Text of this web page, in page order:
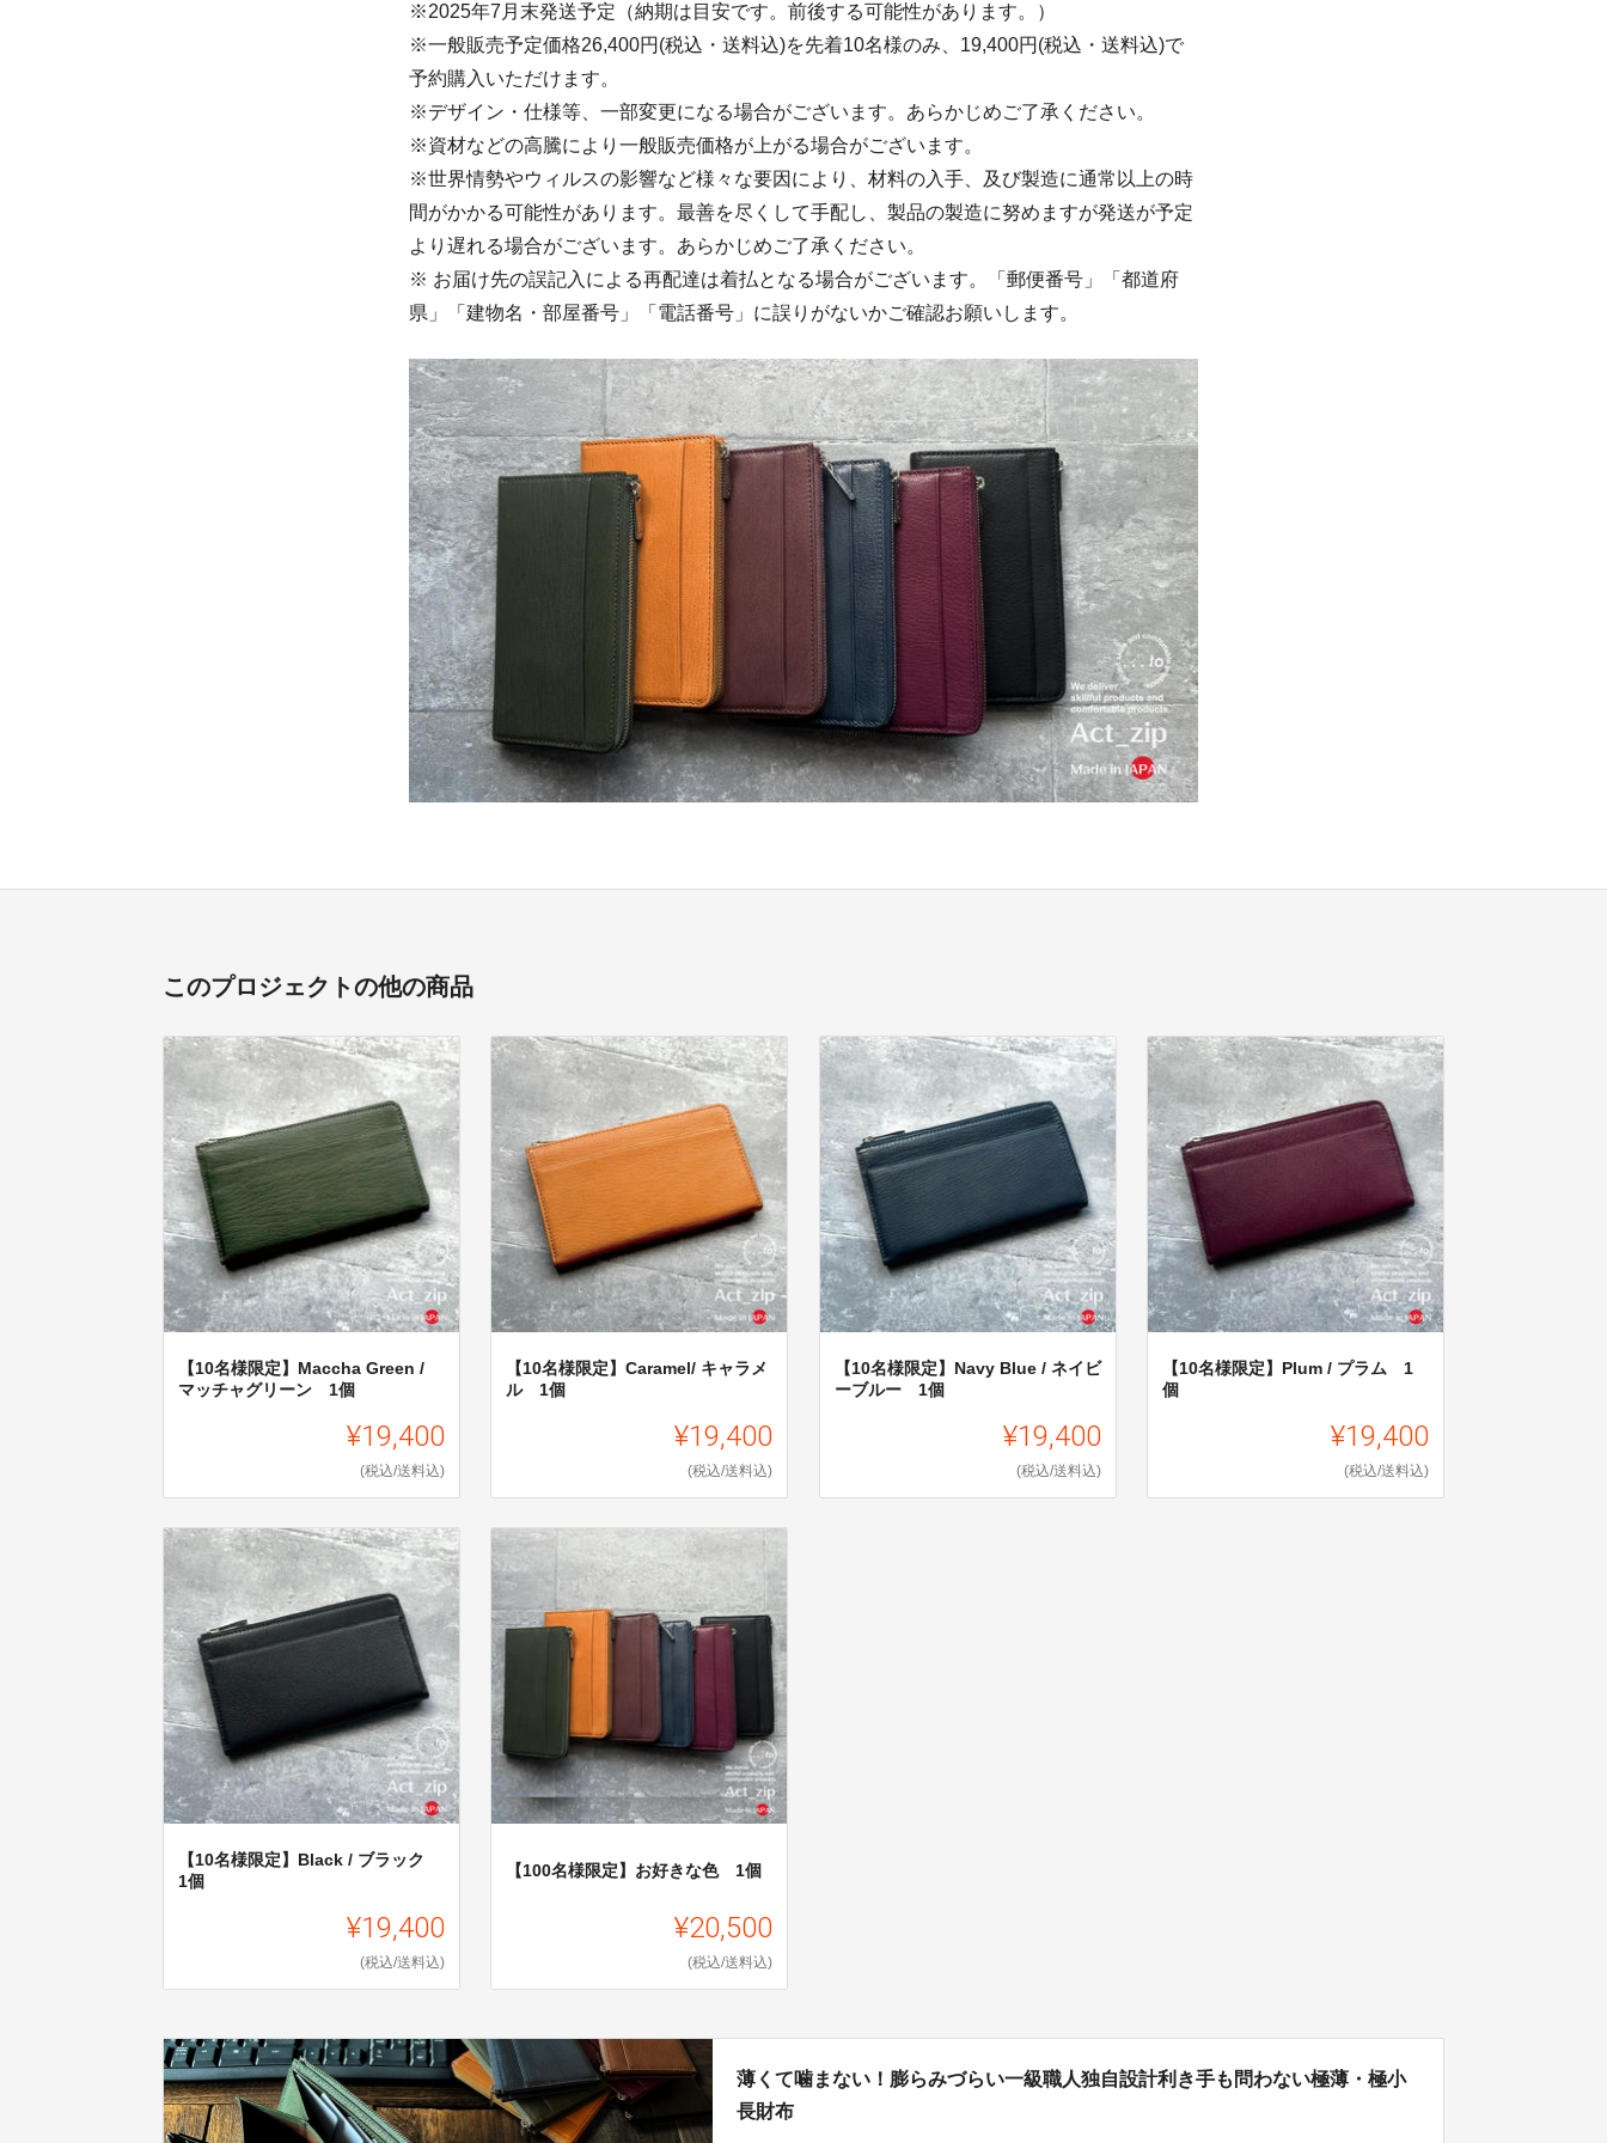
※2025年7月末発送予定（納期は目安です。前後する可能性があります。）
※一般販売予定価格26,400円(税込・送料込)を先着10名様のみ、19,400円(税込・送料込)で
予約購入いただけます。
※デザイン・仕様等、一部変更になる場合がございます。あらかじめご了承ください。
※資材などの高騰により一般販売価格が上がる場合がございます。
※世界情勢やウィルスの影響など様々な要因により、材料の入手、及び製造に通常以上の時
間がかかる可能性があります。最善を尽くして手配し、製品の製造に努めますが発送が予定
より遅れる場合がございます。あらかじめご了承ください。
※ お届け先の誤記入による再配達は着払となる場合がございます。「郵便番号」「都道府
県」「建物名・部屋番号」「電話番号」に誤りがないかご確認お願いします。
このプロジェクトの他の商品
【10名様限定】Maccha Green /
マッチャグリーン 1個
¥19,400
(税込/送料込)
【10名様限定】Caramel/ キャラメ
ル 1個
¥19,400
(税込/送料込)
【10名様限定】Navy Blue / ネイビ
ーブルー 1個
¥19,400
(税込/送料込)
【10名様限定】Plum / プラム 1
個
¥19,400
(税込/送料込)
【10名様限定】Black / ブラック
1個
¥19,400
(税込/送料込)
【100名様限定】お好きな色 1個
¥20,500
(税込/送料込)
薄くて噛まない！膨らみづらい一級職人独自設計利き手も問わない極薄・極小
長財布